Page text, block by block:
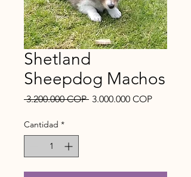
Shetland
Sheepdog Machos
3.200.000 COP Precio
3.000.000 COPPrecio
Cantidad *